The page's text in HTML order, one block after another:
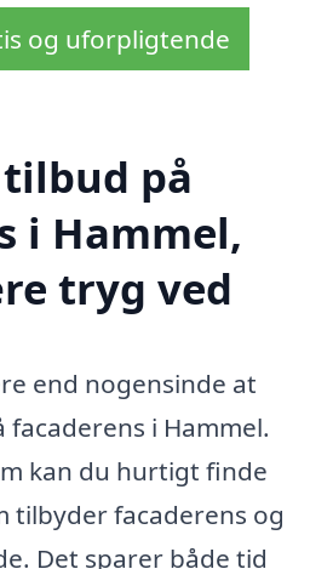
og uforpligtende
på
i Hammel,
tryg ved
end nogensinde at
i Hammel.
kan du hurtigt finde
tilbyder facaderens og
Det sparer både tid